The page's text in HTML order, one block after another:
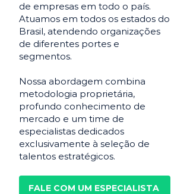
de empresas em todo o país.
Atuamos em todos os estados do
Brasil, atendendo organizações
de diferentes portes e
segmentos.
Nossa abordagem combina
metodologia proprietária,
profundo conhecimento de
mercado e um time de
especialistas dedicados
exclusivamente à seleção de
talentos estratégicos.
FALE COM UM ESPECIALISTA